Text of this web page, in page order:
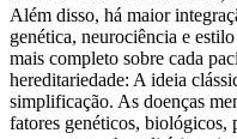
Além disso, há maior
genética, neurociência e
mais completo sobre cada
hereditariedade: A ideia
simplificação. As doenças
fatores genéticos, biológicos,